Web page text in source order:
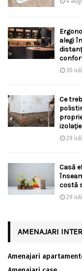
alegi
30
Ce
29
Casă
costă
29
AMENAJARI
Amenajari